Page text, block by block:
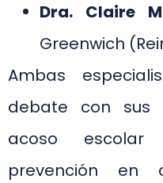
Dra. Claire
Greenwich
Ambas
debate con sus
acoso
prevención en